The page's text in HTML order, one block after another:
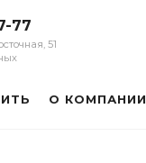
77
51
О КОМПАНИИ